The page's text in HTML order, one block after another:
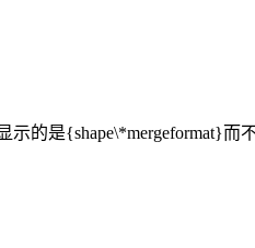
的是{shape\*mergeformat}